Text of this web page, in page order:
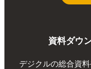
資料ダウ
デジクルの総合資